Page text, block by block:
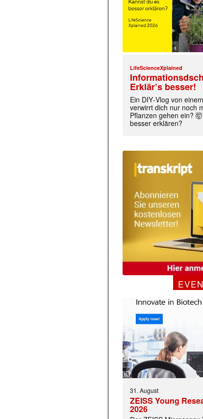
LifeScienceXplained
Erklär’s besser!
Ein DIY‑Vlog von
verwirrt dich nur noch
Pflanzen gehen ein?
besser erklären?
31. August
ZEISS Young
2026